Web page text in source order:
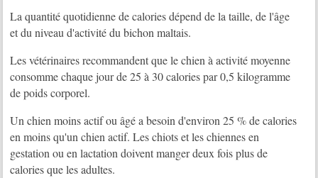
La quantité quotidienne de calories dépend de la taille, de l'âge
et du niveau d'activité du bichon maltais.
Les vétérinaires recommandent que le chien à activité moyenne
consomme chaque jour de 25 à 30 calories par 0,5 kilogramme
de poids corporel.
Un chien moins actif ou âgé a besoin d'environ 25 % de calories
en moins qu'un chien actif. Les chiots et les chiennes en
gestation ou en lactation doivent manger deux fois plus de
calories que les adultes.